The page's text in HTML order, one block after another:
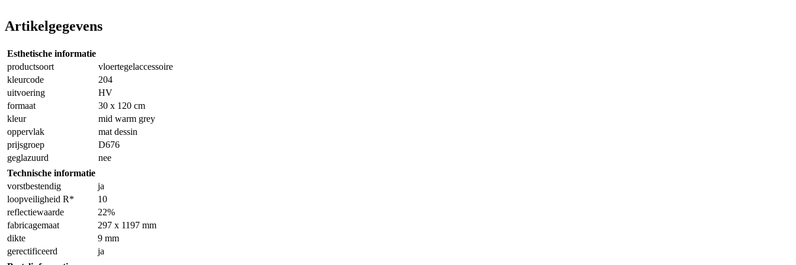
Artikelgegevens
Esthetische informatie
productsoort
vloertegelaccessoire
kleurcode
204
uitvoering
HV
formaat
30 x 120 cm
kleur
mid warm grey
oppervlak
mat dessin
prijsgroep
D676
geglazuurd
nee
Technische informatie
vorstbestendig
ja
loopveiligheid R*
10
reflectiewaarde
22%
fabricagemaat
297 x 1197 mm
dikte
9 mm
gerectificeerd
ja